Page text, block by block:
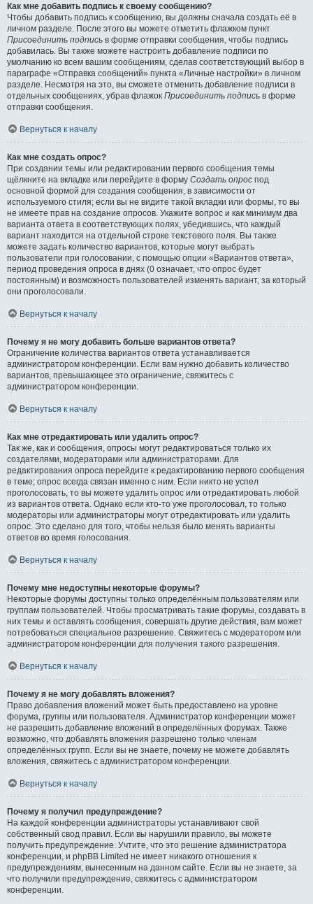
Как мне добавить подпись к своему сообщению?
Чтобы добавить подпись к сообщению, вы должны сначала создать её в
личном разделе. После этого вы можете отметить флажком пункт
Присоединить подпись в форме отправки сообщения, чтобы подпись
добавилась. Вы также можете настроить добавление подписи по
умолчанию ко всем вашим сообщениям, сделав соответствующий выбор в
параграфе «Отправка сообщений» пункта «Личные настройки» в личном
разделе. Несмотря на это, вы сможете отменить добавление подписи в
отдельных сообщениях, убрав флажок Присоединить подпись в форме
отправки сообщения.
Вернуться к началу
Как мне создать опрос?
При создании темы или редактировании первого сообщения темы
щёлкните на вкладке или перейдите в форму Создать опрос под
основной формой для создания сообщения, в зависимости от
используемого стиля; если вы не видите такой вкладки или формы, то вы
не имеете прав на создание опросов. Укажите вопрос и как минимум два
варианта ответа в соответствующих полях, убедившись, что каждый
вариант находится на отдельной строке текстового поля. Вы также
можете задать количество вариантов, которые могут выбрать
пользователи при голосовании, с помощью опции «Вариантов ответа»,
период проведения опроса в днях (0 означает, что опрос будет
постоянным) и возможность пользователей изменять вариант, за который
они проголосовали.
Вернуться к началу
Почему я не могу добавить больше вариантов ответа?
Ограничение количества вариантов ответа устанавливается
администратором конференции. Если вам нужно добавить количество
вариантов, превышающее это ограничение, свяжитесь с
администратором конференции.
Вернуться к началу
Как мне отредактировать или удалить опрос?
Так же, как и сообщения, опросы могут редактироваться только их
создателями, модераторами или администраторами. Для
редактирования опроса перейдите к редактированию первого сообщения
в теме; опрос всегда связан именно с ним. Если никто не успел
проголосовать, то вы можете удалить опрос или отредактировать любой
из вариантов ответа. Однако если кто-то уже проголосовал, то только
модераторы или администраторы могут отредактировать или удалить
опрос. Это сделано для того, чтобы нельзя было менять варианты
ответов во время голосования.
Вернуться к началу
Почему мне недоступны некоторые форумы?
Некоторые форумы доступны только определённым пользователям или
группам пользователей. Чтобы просматривать такие форумы, создавать в
них темы и оставлять сообщения, совершать другие действия, вам может
потребоваться специальное разрешение. Свяжитесь с модератором или
администратором конференции для получения такого разрешения.
Вернуться к началу
Почему я не могу добавлять вложения?
Право добавления вложений может быть предоставлено на уровне
форума, группы или пользователя. Администратор конференции может
не разрешить добавление вложений в определённых форумах. Также
возможно, что добавлять вложения разрешено только членам
определённых групп. Если вы не знаете, почему не можете добавлять
вложения, свяжитесь с администратором конференции.
Вернуться к началу
Почему я получил предупреждение?
На каждой конференции администраторы устанавливают свой
собственный свод правил. Если вы нарушили правило, вы можете
получить предупреждение. Учтите, что это решение администратора
конференции, и phpBB Limited не имеет никакого отношения к
предупреждениям, вынесенным на данном сайте. Если вы не знаете, за
что получили предупреждение, свяжитесь с администратором
конференции.